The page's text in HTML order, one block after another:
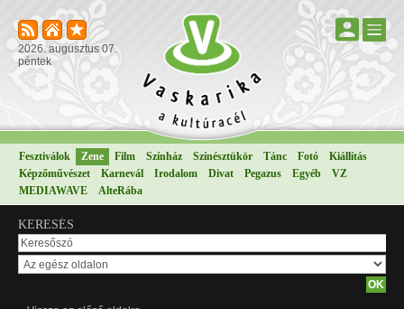
2026. augusztus 07.
péntek
Fesztiválok Zene Film Színház Színésztükör Tánc Fotó
Kiállítás
Képzőművészet
Karnevál Irodalom Divat Pegazus Egyéb
VZ
MEDIAWAVE
AlteRába
KERESÉS